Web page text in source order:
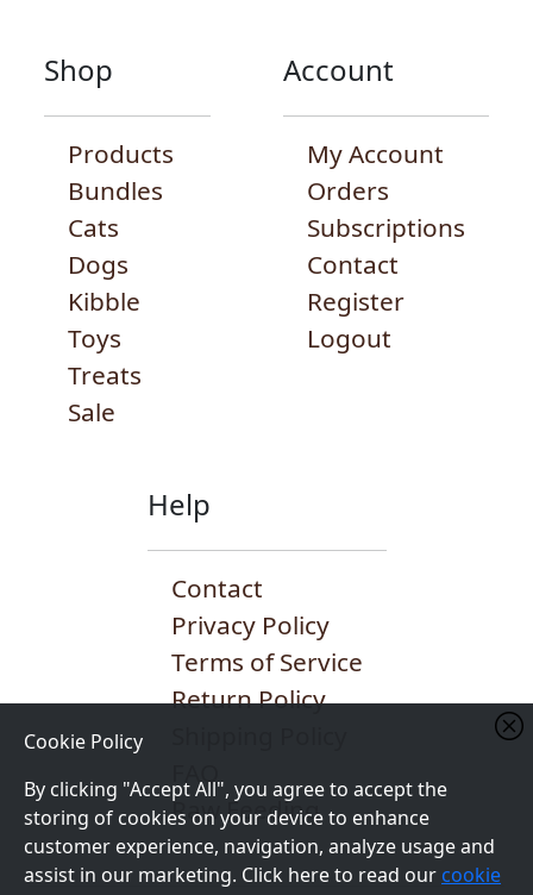
Cookie Policy
By clicking "Accept All", you agree to accept the
storing of cookies on your device to enhance
customer experience, navigation, analyze usage and
assist in our marketing. Click here to read our cookie
Shop
Products
Bundles
Cats
Dogs
Kibble
Toys
Treats
Sale
Account
My Account
Orders
Subscriptions
Contact
Register
Logout
Help
Contact
Privacy Policy
Terms of Service
Return Policy
Raw Feeding